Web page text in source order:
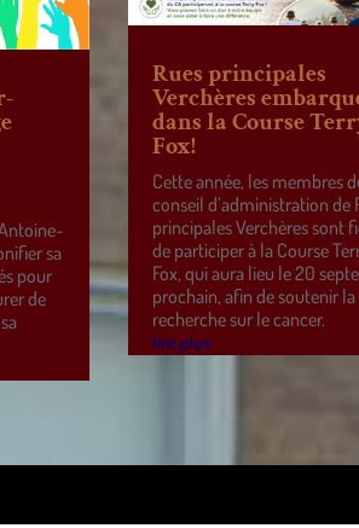
sa
pour
de
Rues principales
Verchères
dans la Course
Fox!
Cette année, les membres
conseil d’administration de
principales Verchères sont
de participer à la Course
Fox, qui aura lieu le 20
prochain, afin de soutenir la
recherche sur le cancer.
lire plus